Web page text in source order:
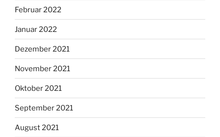
Februar 2022
Januar 2022
Dezember 2021
November 2021
Oktober 2021
September 2021
August 2021